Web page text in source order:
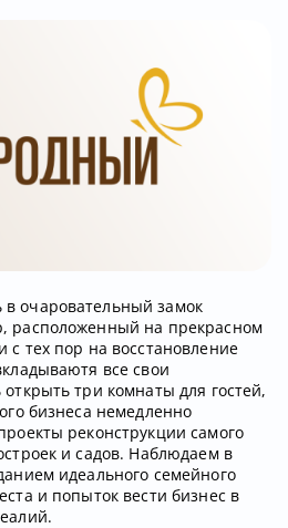
очаровательный замок
расположенный на прекрасном
тех пор на восстановление
все свои
три комнаты для гостей,
бизнеса немедленно
реконструкции самого
и садов. Наблюдаем в
идеального семейного
и попыток вести бизнес в